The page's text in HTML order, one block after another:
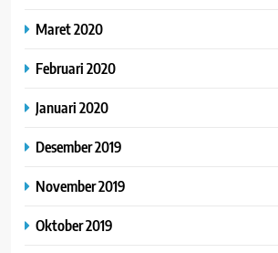
Maret 2020
Februari 2020
Januari 2020
Desember 2019
November 2019
Oktober 2019